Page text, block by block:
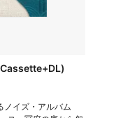
ノイズ・アルバム